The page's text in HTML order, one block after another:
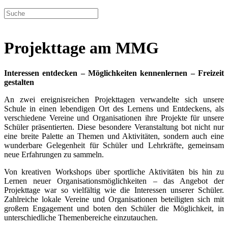
Projekttage am MMG
Interessen entdecken – Möglichkeiten kennenlernen – Freizeit
gestalten
An zwei ereignisreichen Projekttagen verwandelte sich unsere
Schule in einen lebendigen Ort des Lernens und Entdeckens, als
verschiedene Vereine und Organisationen ihre Projekte für unsere
Schüler präsentierten. Diese besondere Veranstaltung bot nicht nur
eine breite Palette an Themen und Aktivitäten, sondern auch eine
wunderbare Gelegenheit für Schüler und Lehrkräfte, gemeinsam
neue Erfahrungen zu sammeln.
Von kreativen Workshops über sportliche Aktivitäten bis hin zu
Lernen neuer Organisationsmöglichkeiten – das Angebot der
Projekttage war so vielfältig wie die Interessen unserer Schüler.
Zahlreiche lokale Vereine und Organisationen beteiligten sich mit
großem Engagement und boten den Schüler die Möglichkeit, in
unterschiedliche Themenbereiche einzutauchen.